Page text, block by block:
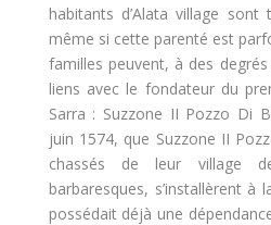
habitants d’Alata village
même si cette parenté est
familles peuvent, à des
liens avec le fondateur du
Sarra : Suzzone II Pozzo Di
juin 1574, que Suzzone II
chassés de leur village
barbaresques, s’installèrent
possédait déjà une